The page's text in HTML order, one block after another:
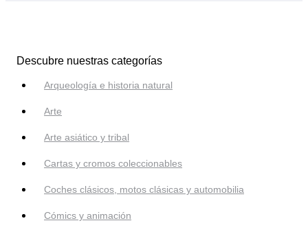
Descubre nuestras categorías
Arqueología e historia natural
Arte
Arte asiático y tribal
Cartas y cromos coleccionables
Coches clásicos, motos clásicas y automobilia
Cómics y animación